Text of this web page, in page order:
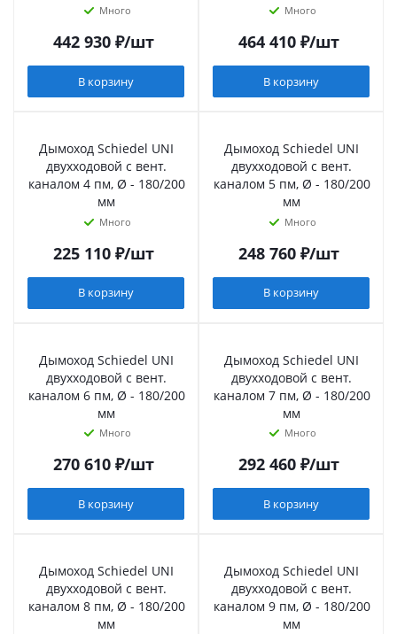
Много
442 930₽/шт
В корзину
Много
464 410₽/шт
В корзину
Дымоход Schiedel UNI
двухходовой с вент.
каналом 4 пм, Ø - 180/200
мм
Много
225 110₽/шт
В корзину
Дымоход Schiedel UNI
двухходовой с вент.
каналом 5 пм, Ø - 180/200
мм
Много
248 760₽/шт
В корзину
Дымоход Schiedel UNI
двухходовой с вент.
каналом 6 пм, Ø - 180/200
мм
Много
270 610₽/шт
В корзину
Дымоход Schiedel UNI
двухходовой с вент.
каналом 7 пм, Ø - 180/200
мм
Много
292 460₽/шт
В корзину
Дымоход Schiedel UNI
двухходовой с вент.
каналом 8 пм, Ø - 180/200
мм
Дымоход Schiedel UNI
двухходовой с вент.
каналом 9 пм, Ø - 180/200
мм